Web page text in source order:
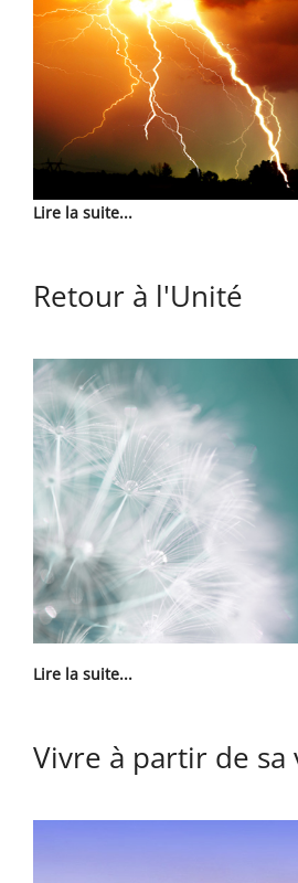
Lire la suite...
Retour à l'Unité
Lire la suite...
Vivre à partir de